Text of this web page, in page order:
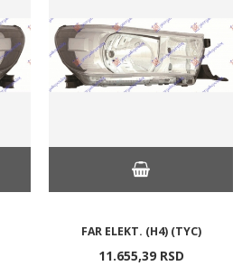
FAR ELEKT. (H4) (TYC)
11.655,39 RSD